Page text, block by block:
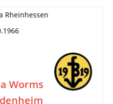
Rheinhessen
Worms